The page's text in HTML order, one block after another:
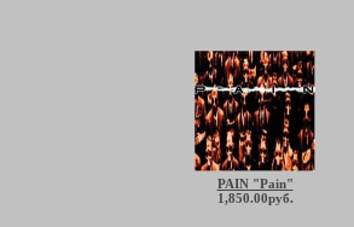
PAIN "Pain"
1,850.00руб.